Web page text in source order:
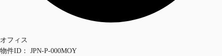
オフィス
物件ID：
JPN-P-000MOY